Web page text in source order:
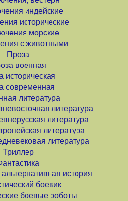
индейские
исторические
морские
с животными
Проза
военная
историческая
современная
литература
литература
литература
литература
литература
Триллер
альтернативная история
боевик
боевые роботы